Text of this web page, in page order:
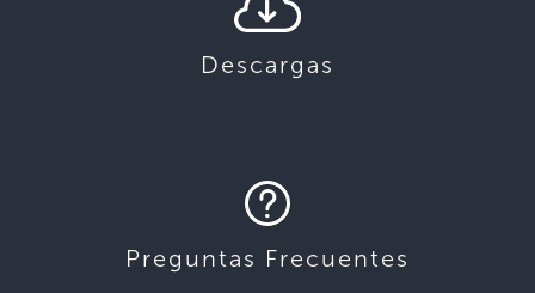
Descargas
Preguntas Frecuentes